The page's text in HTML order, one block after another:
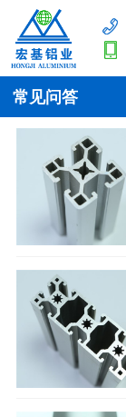
常见问答